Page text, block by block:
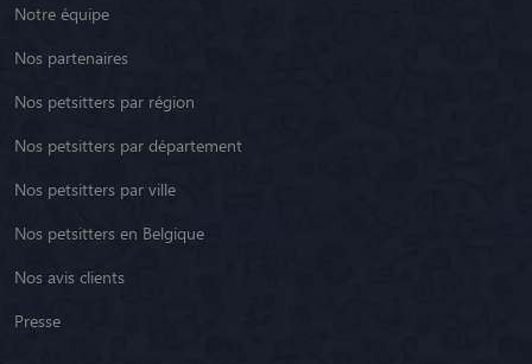
Notre équipe
Nos partenaires
Nos petsitters par région
Nos petsitters par département
Nos petsitters par ville
Nos petsitters en Belgique
Nos avis clients
Presse